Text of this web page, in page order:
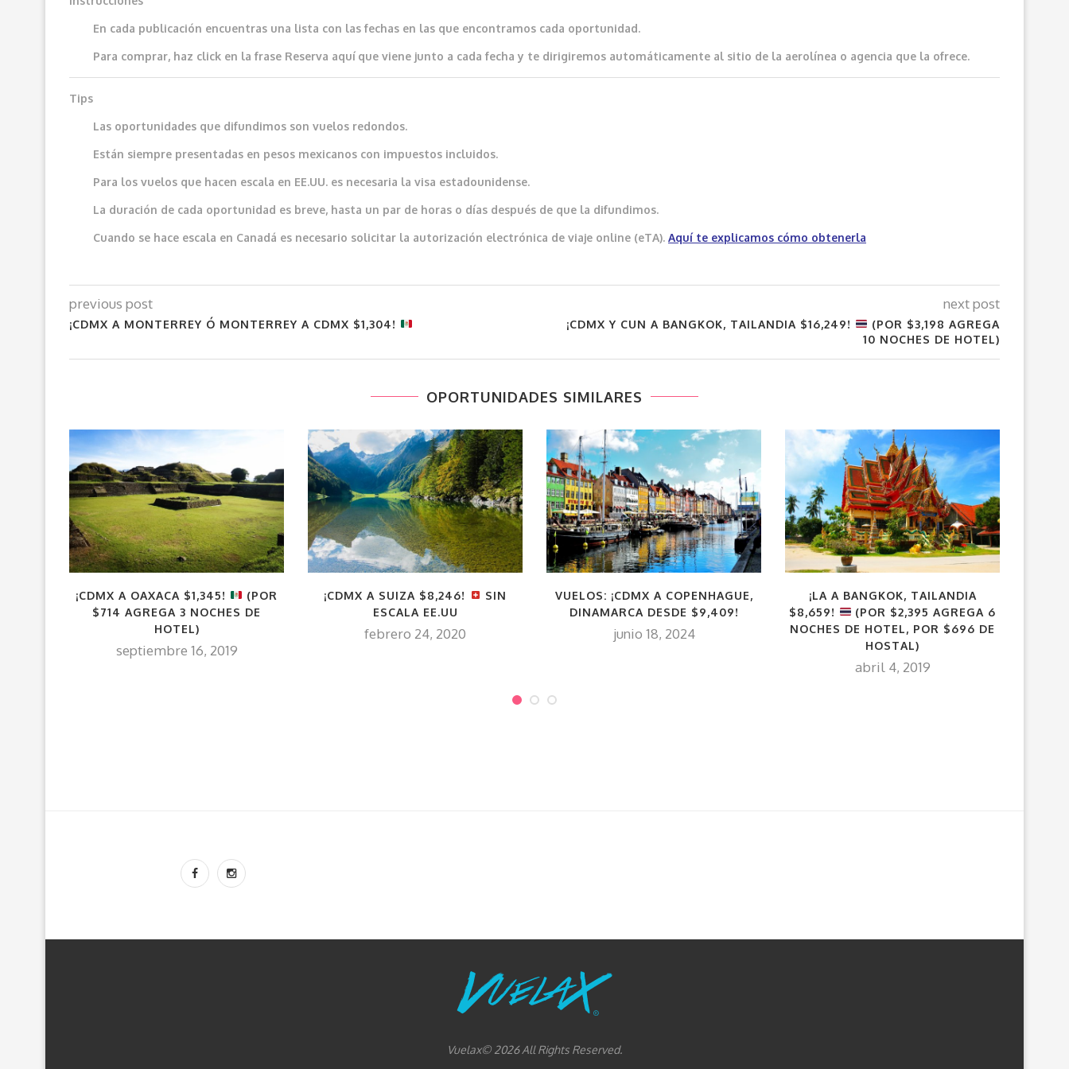
En cada publicación encuentras una lista con las fechas en las que encontramos cada oportunidad.
Para comprar, haz click en la frase Reserva aquí que viene junto a cada fecha y te dirigiremos automáticamente al sitio de la aerolínea o agencia que la ofrece.
Tips
Las oportunidades que difundimos son vuelos redondos.
Están siempre presentadas en pesos mexicanos con impuestos incluidos.
Para los vuelos que hacen escala en EE.UU. es necesaria la visa estadounidense.
La duración de cada oportunidad es breve, hasta un par de horas o días después de que la difundimos.
Cuando se hace escala en Canadá es necesario solicitar la autorización electrónica de viaje online (eTA). Aquí te explicamos cómo obtenerla
previous post
¡CDMX A MONTERREY Ó MONTERREY A CDMX $1,304!
next post
¡CDMX Y CUN A BANGKOK, TAILANDIA $16,249!
(POR $3,198 AGREGA
10 NOCHES DE HOTEL)
OPORTUNIDADES SIMILARES
¡CDMX A OAXACA $1,345!
(POR
$714 AGREGA 3 NOCHES DE
HOTEL)
septiembre 16, 2019
¡CDMX A SUIZA $8,246!
SIN
ESCALA EE.UU
febrero 24, 2020
VUELOS: ¡CDMX A COPENHAGUE,
DINAMARCA DESDE $9,409!
junio 18, 2024
¡LA A BANGKOK, TAILANDIA
$8,659!
(POR $2,395 AGREGA 6
NOCHES DE HOTEL, POR $696 DE
HOSTAL)
abril 4, 2019
Vuelax© 2026 All Rights Reserved.